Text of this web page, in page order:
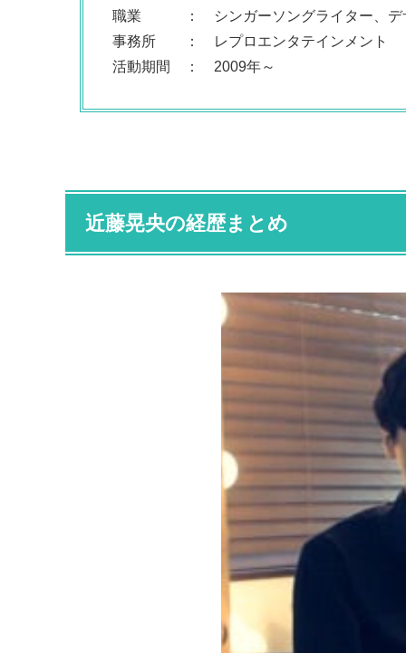
職業 ： シンガーソングライター、デ
事務所 ： レプロエンタテインメント
活動期間 ： 2009年～
近藤晃央の経歴まとめ